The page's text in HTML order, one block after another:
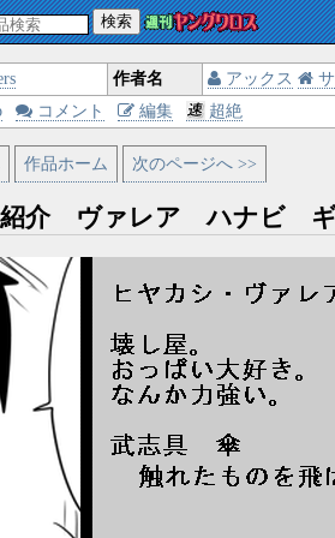
検索
作者名 アックス
コメント 編集 超絶
作品ホーム 次のページへ >>
ァレア ハナビ ギ